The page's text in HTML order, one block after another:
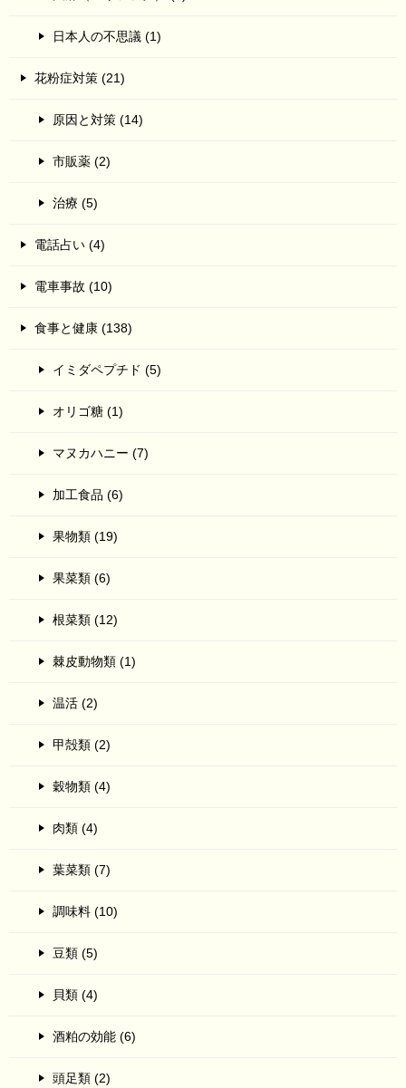
日本人の不思議 (1)
花粉症対策 (21)
原因と対策 (14)
市販薬 (2)
治療 (5)
電話占い (4)
電車事故 (10)
食事と健康 (138)
イミダペプチド (5)
オリゴ糖 (1)
マヌカハニー (7)
加工食品 (6)
果物類 (19)
果菜類 (6)
根菜類 (12)
棘皮動物類 (1)
温活 (2)
甲殻類 (2)
穀物類 (4)
肉類 (4)
葉菜類 (7)
調味料 (10)
豆類 (5)
貝類 (4)
酒粕の効能 (6)
頭足類 (2)